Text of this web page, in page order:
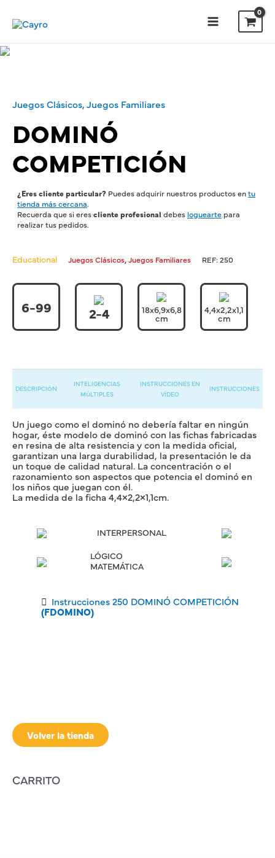
contenido
Volver la tienda
CARRITO
Juegos Clásicos,Juegos Familiares
DOMINÓ
COMPETICIÓN
¿Eres cliente particular? Puedes adquirir nuestros productos entu
tienda más cercana.
Recuerda que si erescliente profesional debes loguearte para
realizar tus pedidos.
Educational Juegos Clásicos,Juegos Familiares REF:250
6-99 2-4 18x6,9x6,8
cm
4,4x2,2x1,1
cm
DESCRIPCIÓN
INTELIGENCIAS
MÚLTIPLES
INSTRUCCIONES EN
VÍDEO
INSTRUCCIONES
Un juego como el dominó no debería faltar en ningún
hogar, éste modelo de dominó con las fichas fabricadas
en resina de alta resistencia y con la medida oficial,
garantizan una larga durabilidad, la presentación le da
un toque de calidad natural. La concentración o el
razonamiento son aspectos que potencia el dominó en
los niños que juegan con él.
La medida de la ficha 4,4×2,2×1,1cm.
INTERPERSONAL
LÓGICO
MATEMÁTICA
Instrucciones 250 DOMINÓ COMPETICIÓN
(FDOMINO)